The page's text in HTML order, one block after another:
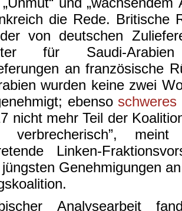
die Rede. Britische
von deutschen
für Saudi-
an französische
wurden keine zwei
ebenso schweres
nicht mehr Teil der
verbrecherisch”,
Linken-
Genehmigungen
Analysearbeit